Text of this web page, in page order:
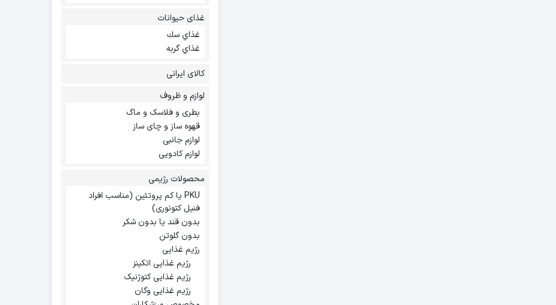
غذای حیوانات
غذاي سك
غذاي گربه
کالای ایرانی
لوازم و ظروف
بطری و فلاسک و ماگ
قهوه ساز و چای ساز
لوازم جانبی
لوازم کادویی
محصولات رژیمی
PKU یا کم پروتئین (مناسب افراد
فنیل کتونوری)
بدون قند یا بدون شکر
بدون گلوتن
رژیم غذایی
رژیم غذایی اتکینز
رژیم غذایی کتوژنیک
رژیم غذایی وگان